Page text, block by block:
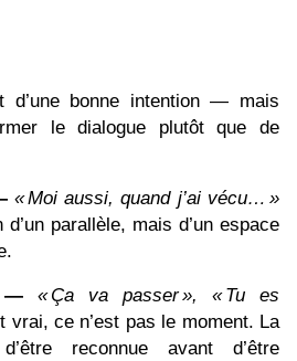
d’une bonne intention — mais
le dialogue plutôt que de
«Moi aussi, quand j’ai vécu… »
d’un parallèle, mais d’un espace
— « Ça va passer», «Tu es
vrai, ce n’est pas le moment. La
reconnue avant d’être